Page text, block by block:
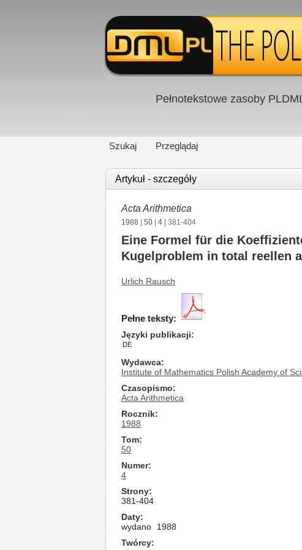
Pełnotekstowe zasoby
Szukaj Przeglądaj
Artykuł - szczegóły
Acta Arithmetica
1988 50 4 | 381-404
Eine Formel für die
Kugelproblem in total reellen
Urlich Rausch
Pełne teksty:
Języki publikacji
DE
Wydawca
Institute of Mathematics Polish Academy of
Czasopismo
Acta Arithmetica
Rocznik
1988
Tom
50
Numer
4
Strony
381-404
Daty
wydano
1988
Twórcy